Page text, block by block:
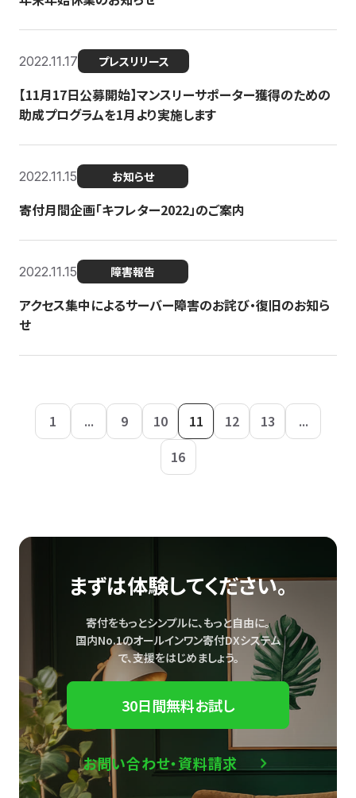
2022.11.17 プレスリリース
【11月17日公募開始】マンスリーサポーター獲得のための
助成プログラムを1月より実施します
2022.11.15 お知らせ
寄付月間企画「キフレター2022」のご案内
2022.11.15 障害報告
アクセス集中によるサーバー障害のお詫び・復旧のお知ら
せ
1 ... 9 10 11 12 13
...
16
まずは体験してください。
寄付をもっとシンプルに、もっと自由に。
国内No.1のオールインワン寄付DXシステム
で、支援をはじめましょう。
30日間無料お試し
お問い合わせ・資料請求